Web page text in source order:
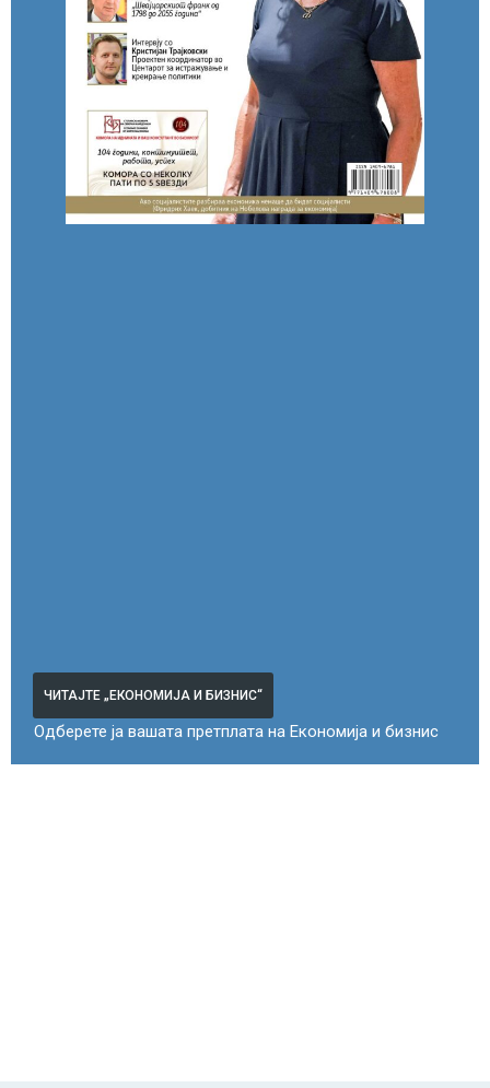
ЧИТАЈТЕ „ЕКОНОМИЈА И БИЗНИС“
Одберете ја вашата претплата на Економија и бизнис